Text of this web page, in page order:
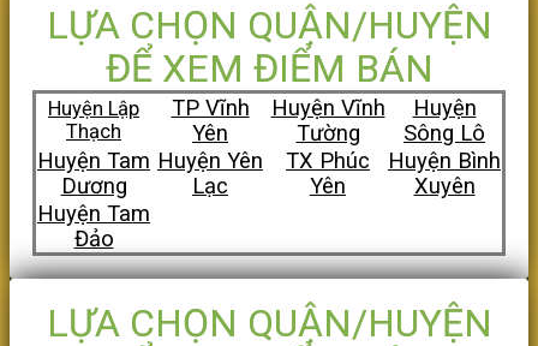
LỰA CHỌN QUẬN/HUYỆN
ĐỂ XEM ĐIỂM BÁN
Huyện Lập
Thạch
TP Vĩnh
Yên
Huyện Vĩnh
Tường
Huyện
Sông Lô
Huyện Tam
Dương
Huyện Yên
Lạc
TX Phúc
Yên
Huyện Bình
Xuyên
Huyện Tam
Đảo
LỰA CHỌN QUẬN/HUYỆN